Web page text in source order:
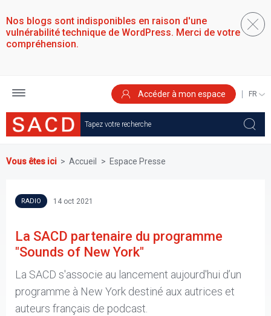
au
contenu
principal
Nos blogs sont indisponibles en raison d'une
vulnérabilité technique de WordPress. Merci de votre
compréhension.
Accéder à mon espace
YOUR
Vous êtes ici Accueil Espace Presse
RADIO 14 oct 2021
La SACD partenaire du programme
"Sounds of New York"
La SACD s'associe au lancement aujourd'hui d’un
programme à New York destiné aux autrices et
auteurs français de podcast.